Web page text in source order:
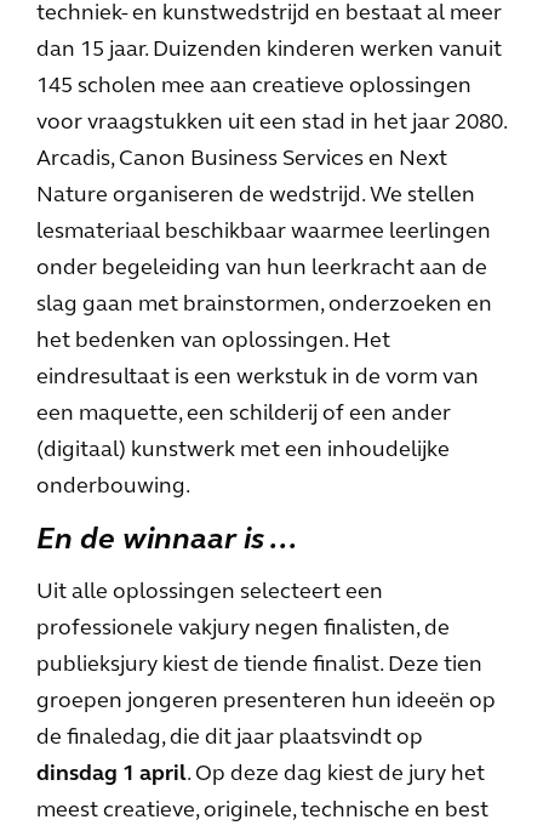
techniek- en kunstwedstrijd en bestaat al meer
dan 15 jaar. Duizenden kinderen werken vanuit
145 scholen mee aan creatieve oplossingen
voor vraagstukken uit een stad in het jaar 2080.
Arcadis, Canon Business Services en Next
Nature organiseren de wedstrijd. We stellen
lesmateriaal beschikbaar waarmee leerlingen
onder begeleiding van hun leerkracht aan de
slag gaan met brainstormen, onderzoeken en
het bedenken van oplossingen. Het
eindresultaat is een werkstuk in de vorm van
een maquette, een schilderij of een ander
(digitaal) kunstwerk met een inhoudelijke
onderbouwing.
En de winnaar is …
Uit alle oplossingen selecteert een
professionele vakjury negen finalisten, de
publieksjury kiest de tiende finalist. Deze tien
groepen jongeren presenteren hun ideeën op
de finaledag, die dit jaar plaatsvindt op
dinsdag 1 april. Op deze dag kiest de jury het
meest creatieve, originele, technische en best